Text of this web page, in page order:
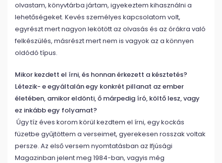
olvastam, könyvtárba jártam, igyekeztem kihasználni a
lehetőségeket. Kevés személyes kapcsolatom volt,
egyrészt mert nagyon lekötött az olvasás és az órákra való
felkészülés, másrészt mert nem is vagyok az a könnyen
oldódó típus.
Mikor kezdett el írni, és honnan érkezett a késztetés?
Létezik- e egyáltalán egy konkrét pillanat az ember
életében, amikor eldönti, ő márpedig író, költő lesz, vagy
ez inkább egy folyamat?
Úgy tíz éves korom körül kezdtem el írni, egy kockás
füzetbe gyűjtöttem a verseimet, gyerekesen rosszak voltak
persze. Az első versem nyomtatásban az Ifjúsági
Magazinban jelent meg 1984-ban, vagyis még